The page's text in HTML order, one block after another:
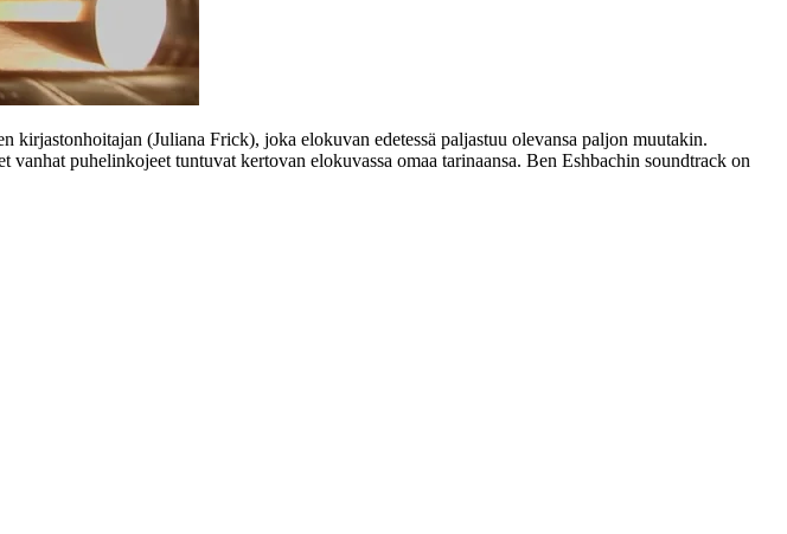
kirjastonhoitajan (Juliana Frick), joka elokuvan edetessä paljastuu olevansa paljon muutakin.
puhelinkojeet tuntuvat kertovan elokuvassa omaa tarinaansa. Ben Eshbachin soundtrack on